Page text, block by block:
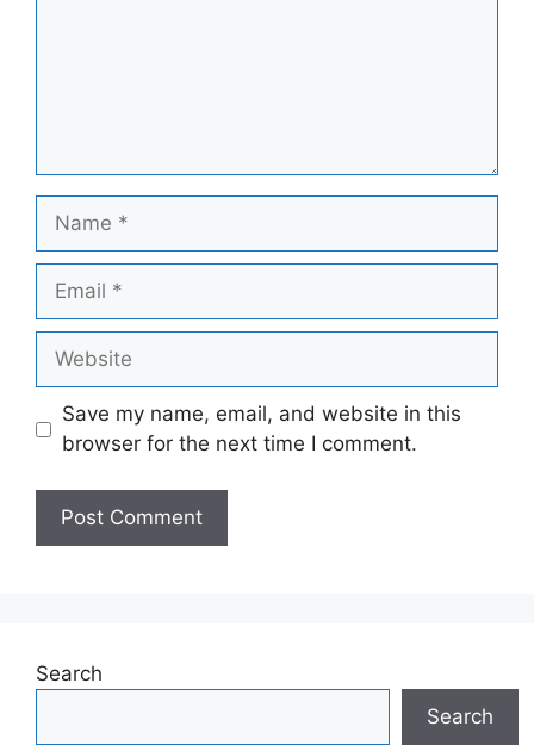
Name
Email
Website
Save my name, email, and website in this
browser for the next time I comment.
Search
Search